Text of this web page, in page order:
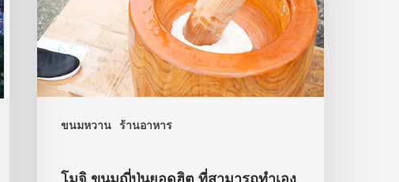
ขนมหวาน ร้านอาหาร
โมจิ ขนมญี่ปุ่นยอดฮิต ที่สามารถทำเอง